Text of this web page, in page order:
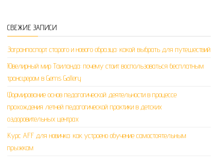
СВЕЖИЕ ЗАПИСИ
Загранпаспорт старого и нового образца: какой выбрать для путешествий
Ювелирный мир Таиланда: почему стоит воспользоваться бесплатным
трансфером в Gems Gallery
Формирование основ педагогической деятельности в процессе
прохождения летней педагогической практики в детских
оздоровительных центрах
Курс AFF для новичка: как устроено обучение самостоятельным
прыжкам